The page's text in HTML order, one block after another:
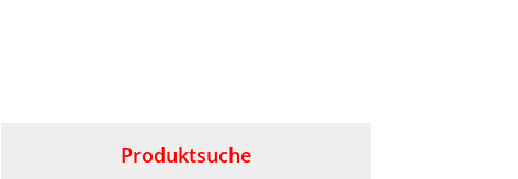
Produktsuche